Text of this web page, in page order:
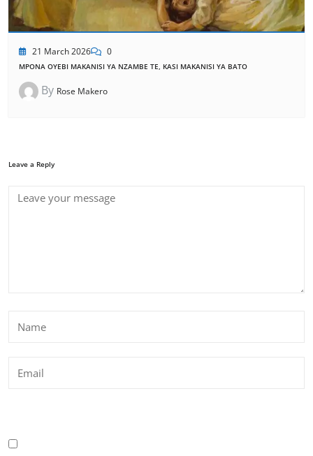
21 March 2026 0
MPONA OYEBI MAKANISI YA NZAMBE TE, KASI MAKANISI YA BATO
By Rose Makero
Leave a Reply